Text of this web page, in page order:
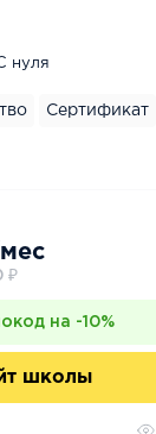
нуля
Сертификат
₽
на -10%
школы